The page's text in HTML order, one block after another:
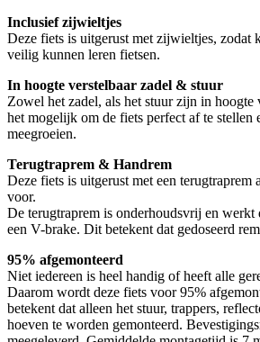
Inclusief zijwieltjes
Deze fiets is uitgerust met zijwieltjes, zodat
veilig kunnen leren fietsen.
In hoogte verstelbaar zadel & stuur
Zowel het zadel, als het stuur zijn in hoogte
het mogelijk om de fiets perfect af te stellen
meegroeien.
Terugtraprem & Handrem
Deze fiets is uitgerust met een terugtraprem
voor.
De terugtraprem is onderhoudsvrij en werkt
een V-brake. Dit betekent dat gedoseerd
95% afgemonteerd
Niet iedereen is heel handig of heeft alle
Daarom wordt deze fiets voor 95%
betekent dat alleen het stuur, trappers,
hoeven te worden gemonteerd.